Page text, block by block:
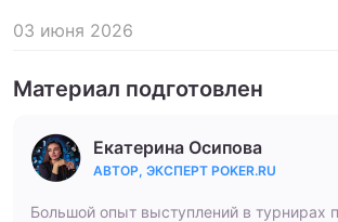
03 июня 2026
Материал подготовлен
Екатерина Осипова
АВТОР, ЭКСПЕРТ POKER.RU
Большой опыт выступлений в турнирах